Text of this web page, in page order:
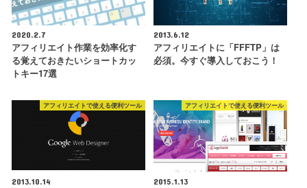
2020.2.7
アフィリエイト作業を効率化す
る覚えておきたいショートカッ
トキー17選
2013.6.12
アフィリエイトに「FFFTP」は
必須。今すぐ導入しておこう！
アフィリエイトで使える便利ツール
2013.10.14
アフィリエイトで使える便利ツール
2015.1.13